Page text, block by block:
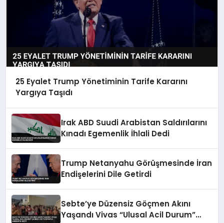
25 Eyalet Trump Yönetiminin Tarife Kararını
Yargıya Taşıdı
Irak ABD Suudi Arabistan Saldırılarını
Kınadı Egemenlik İhlali Dedi
Trump Netanyahu Görüşmesinde İran
Endişelerini Dile Getirdi
Sebte’ye Düzensiz Göçmen Akını
Yaşandı Vivas “Ulusal Acil Durum”